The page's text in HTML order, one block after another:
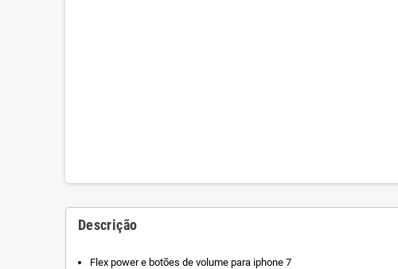
Descrição
Flex power e botões de volume para iphone 7